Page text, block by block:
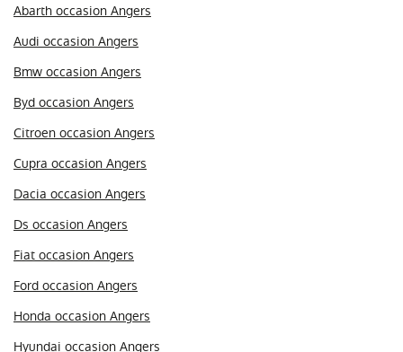
Abarth occasion Angers
Audi occasion Angers
Bmw occasion Angers
Byd occasion Angers
Citroen occasion Angers
Cupra occasion Angers
Dacia occasion Angers
Ds occasion Angers
Fiat occasion Angers
Ford occasion Angers
Honda occasion Angers
Hyundai occasion Angers